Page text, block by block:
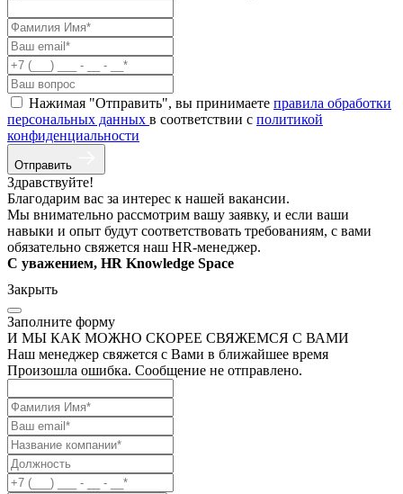
Нажимая "Отправить", вы принимаете правила обработки
персональных данных в соответствии с политикой
конфиденциальности
Отправить
Здравствуйте!
Благодарим вас за интерес к нашей вакансии.
Мы внимательно рассмотрим вашу заявку, и если ваши
навыки и опыт будут соответствовать требованиям, с вами
обязательно свяжется наш HR-менеджер.
С уважением, HR Knowledge Space
Закрыть
Заполните форму
И МЫ КАК МОЖНО СКОРЕЕ СВЯЖЕМСЯ С ВАМИ
Наш менеджер свяжется с Вами в ближайшее время
Произошла ошибка. Сообщение не отправлено.